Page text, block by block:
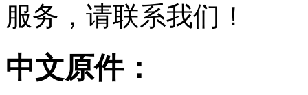
服务，请联系我们！
中文原件：